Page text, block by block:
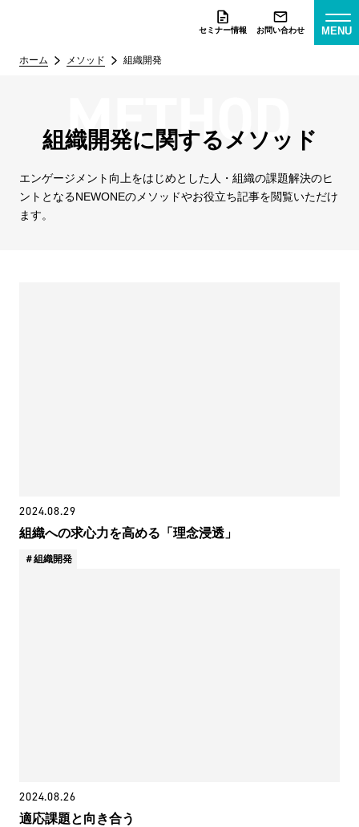
セミナー情報 お問い合わせ MENU
ホーム メソッド 組織開発
組織開発に関するメソッド
エンゲージメント向上をはじめとした人・組織の課題解決のヒ
ントとなるNEWONEのメソッドやお役立ち記事を閲覧いただけ
ます。
2024.08.29
組織への求心力を高める「理念浸透」
組織開発
2024.08.26
適応課題と向き合う